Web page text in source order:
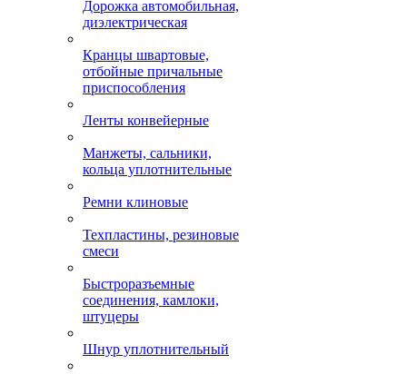
Дорожка автомобильная,
диэлектрическая
Кранцы швартовые,
отбойные причальные
приспособления
Ленты конвейерные
Манжеты, сальники,
кольца уплотнительные
Ремни клиновые
Техпластины, резиновые
смеси
Быстроразъемные
соединения, камлоки,
штуцеры
Шнур уплотнительный